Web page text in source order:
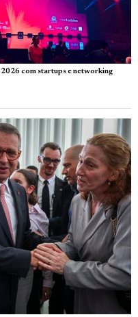
com startups e networking